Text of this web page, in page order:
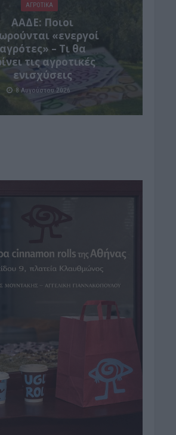
ΑΓΡΟΤΙΚΑ
ΑΑΔΕ: Ποιοι
«ενεργοί
αγρότες» – Τι θα
τις αγροτικές
ενισχύσεις
8 Αυγούστου 2026